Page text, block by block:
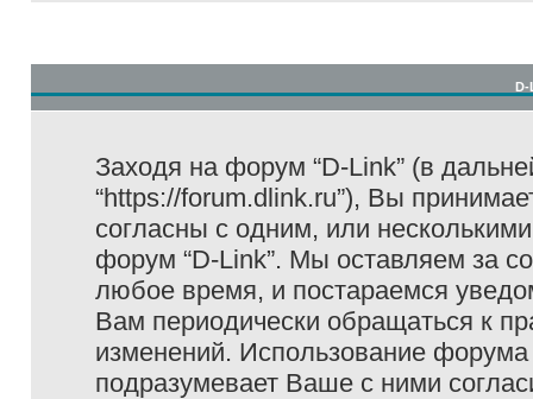
D-
Заходя на форум “D-Link” (в
“https://forum.dlink.ru”), Вы
согласны с одним, или
форум “D-Link”. Мы оставляем за
любое время, и постараемся
Вам периодически обращаться к
изменений. Использование
подразумевает Ваше с ними